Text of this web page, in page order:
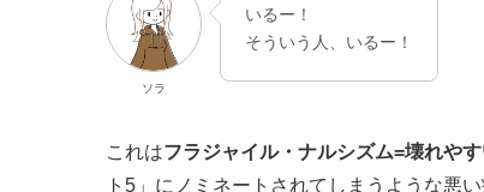
ソラ
いるー！
そういう人、いるー！
これはフラジャイル・ナルシズム=壊れや
ト5」にノミネートされてしまうような悪い